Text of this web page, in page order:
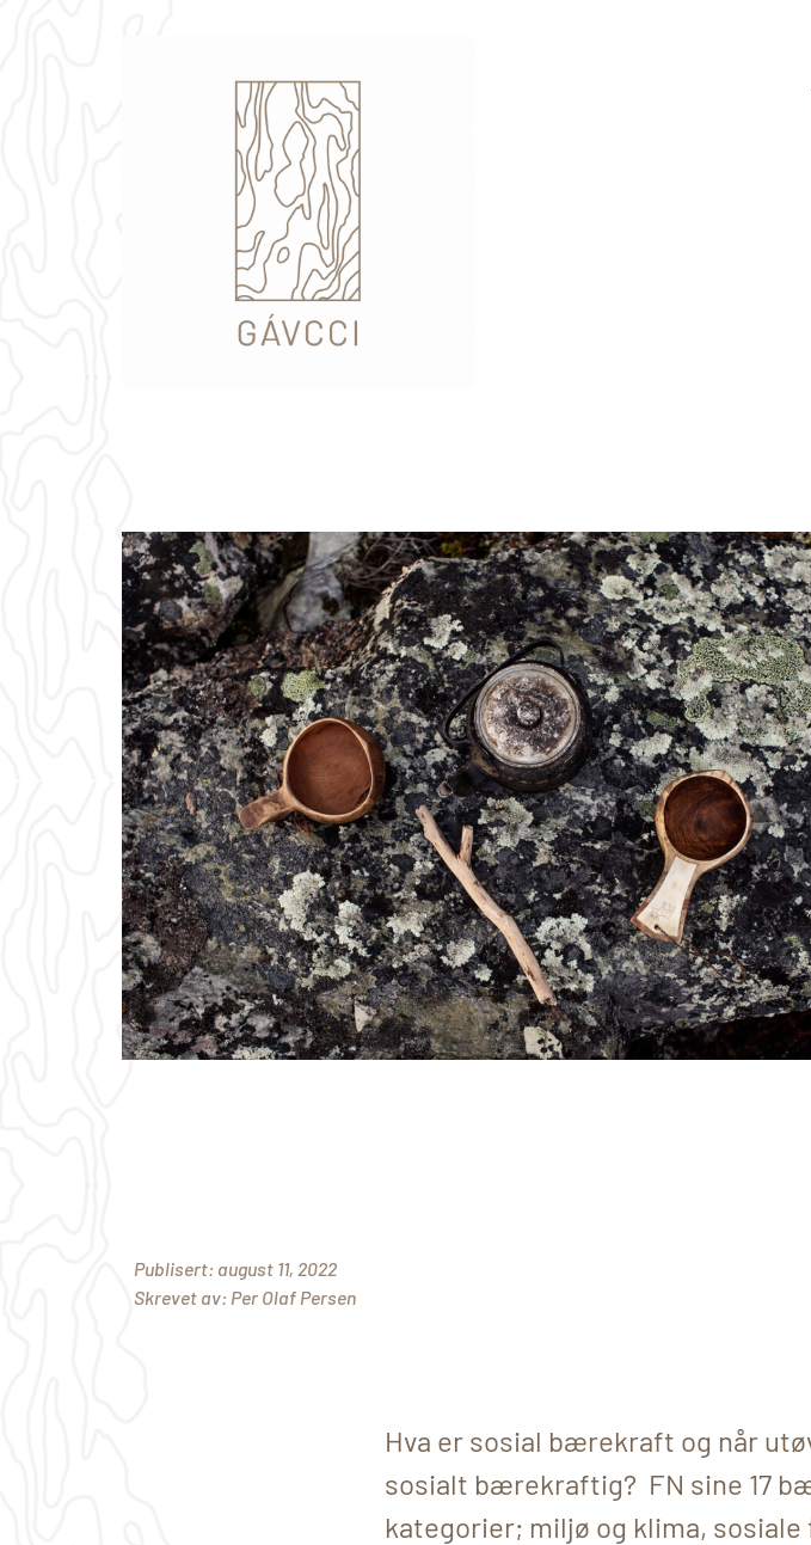
Publisert: august 11, 2022
Skrevet av: Per Olaf Persen
Hva er sosial bærekraft og når
sosialt bærekraftig? FN sine 17
kategorier; miljø og klima, sosiale